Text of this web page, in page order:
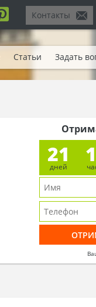
Контакты
Статьи Задать
21
дней